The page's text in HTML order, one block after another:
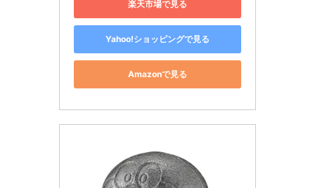
楽天市場で見る
Yahoo!ショッピングで見る
Amazonで見る